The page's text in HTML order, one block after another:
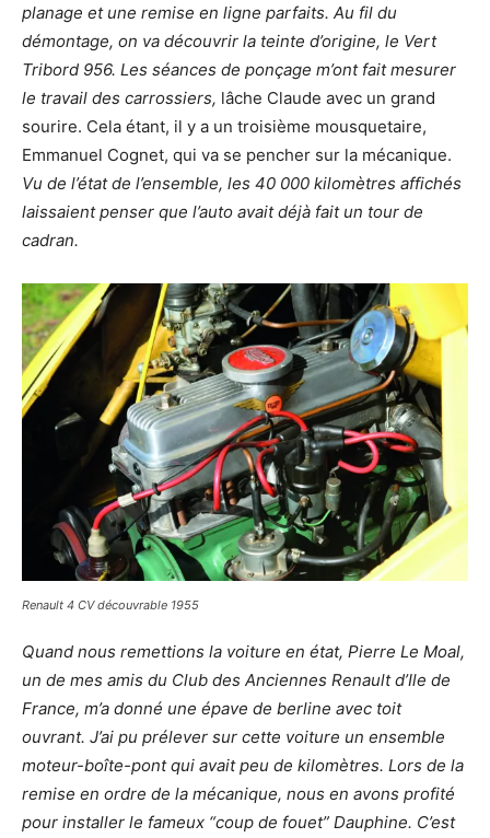
planage et une remise en ligne parfaits. Au fil du
démontage, on va découvrir la teinte d’origine, le Vert
Tribord 956. Les séances de ponçage m’ont fait mesurer
le travail des carrossiers, lâche Claude avec un grand
sourire. Cela étant, il y a un troisième mousquetaire,
Emmanuel Cognet, qui va se pencher sur la mécanique.
Vu de l’état de l’ensemble, les 40 000 kilomètres affichés
laissaient penser que l’auto avait déjà fait un tour de
cadran.
Renault 4 CV découvrable 1955
Quand nous remettions la voiture en état, Pierre Le Moal,
un de mes amis du Club des Anciennes Renault d’Ile de
France, m’a donné une épave de berline avec toit
ouvrant. J’ai pu prélever sur cette voiture un ensemble
moteur-boîte-pont qui avait peu de kilomètres. Lors de la
remise en ordre de la mécanique, nous en avons profité
pour installer le fameux “coup de fouet” Dauphine. C’est